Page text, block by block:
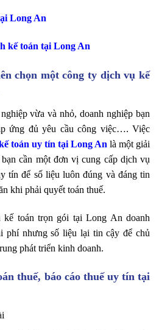
Long An
kế toán tại Long An
chọn một công ty dịch vụ kế
vừa và nhỏ, doanh nghiệp bạn
ứng đủ yêu cầu công việc…. Việc
toán uy tín tại Long An là một giải
cần một đơn vị cung cấp dịch vụ
tín để số liệu luôn đúng và đáng tin
khi phải quyết toán thuế.
toán trọn gói tại Long An doanh
phí nhưng số liệu lại tin cậy để chủ
phát triển kinh doanh.
thuế, báo cáo thuế uy tín tại